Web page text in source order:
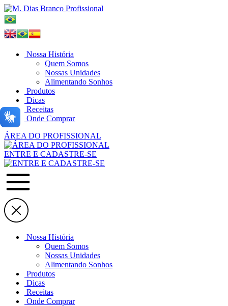
Nossa História
Quem Somos
Nossas Unidades
Alimentando Sonhos
Produtos
Dicas
Receitas
Onde Comprar
ÁREA DO PROFISSIONAL
ENTRE E CADASTRE-SE
Nossa História
Quem Somos
Nossas Unidades
Alimentando Sonhos
Produtos
Dicas
Receitas
Onde Comprar